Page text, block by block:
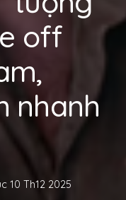
off
nhanh
10 Th12 2025